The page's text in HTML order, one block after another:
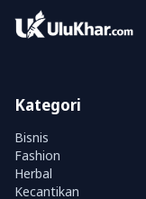
Kategori
Bisnis
Fashion
Herbal
Kecantikan